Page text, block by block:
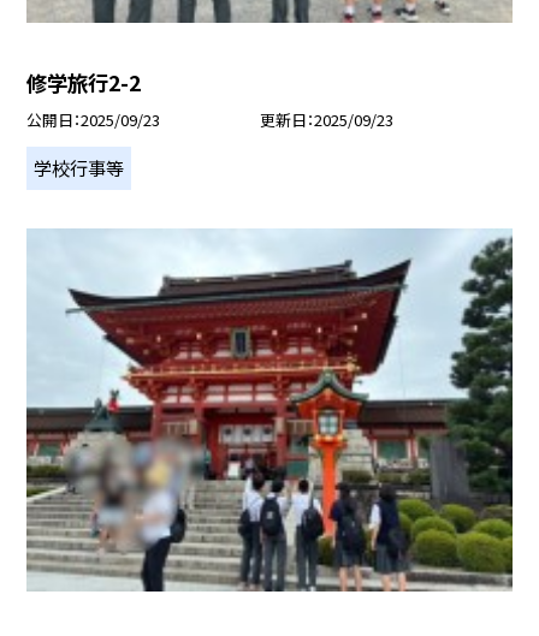
修学旅行2-2
公開日 2025/09/23 更新日 2025/09/23
学校行事等